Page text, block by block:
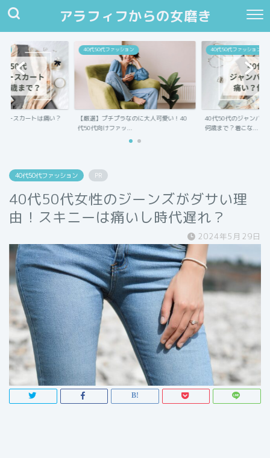
アラフィフからの女磨き
ースカートは痛い？
40代50代ファッション
【厳選】プチプラなのに大人可愛い！40
代50代向けファッ...
40代50代ファッション
40代50代のジャンパー
何歳まで？着こな...
40代50代ファッション PR
40代50代女性のジーンズがダサい理
由！スキニーは痛いし時代遅れ？
2024年5月29日